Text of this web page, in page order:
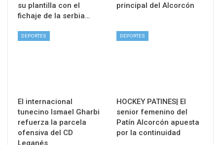
su plantilla con el
fichaje de la serbia…
principal del Alcorcón
DEPORTES
El internacional
tunecino Ismael Gharbi
refuerza la parcela
ofensiva del CD
Leganés
DEPORTES
HOCKEY PATINES| El
senior femenino del
Patín Alcorcón apuesta
por la continuidad